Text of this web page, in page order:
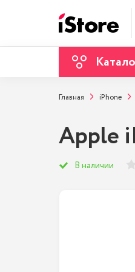
Главная iPhone
Apple
В наличии